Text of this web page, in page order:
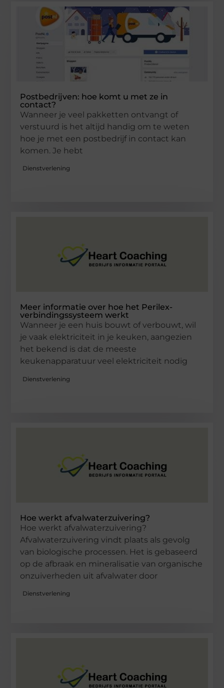
Postbedrijven: hoe komt u met ze in
contact?
Wanneer je veel pakketten ontvangt of
verstuurd is het altijd handig om te weten
hoe je met een postbedrijf in contact kan
komen. Je hebt
Dienstverlening
Meer informatie over hoe het Perilex-
verbindingssysteem werkt
Wanneer je een huis bouwt of verbouwt, wil
je vaak elektriciteit in je keuken, aangezien
het bekend is dat de meeste
keukenapparatuur veel elektriciteit nodig
Dienstverlening
Hoe werkt afvalwaterzuivering?
Hoe werkt afvalwaterzuivering?
Afvalwaterzuivering vindt plaats als gevolg
van biologische processen. Het is gebaseerd
op de afbraak en mineralisatie van organische
onzuiverheden uit afvalwater door
Dienstverlening